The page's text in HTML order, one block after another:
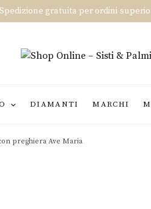
Spedizione gratuita per ordini
DIAMANTI MARCHI
preghiera Ave Maria